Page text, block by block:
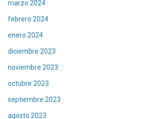
marzo 2024
febrero 2024
enero 2024
diciembre 2023
noviembre 2023
octubre 2023
septiembre 2023
agosto 2023